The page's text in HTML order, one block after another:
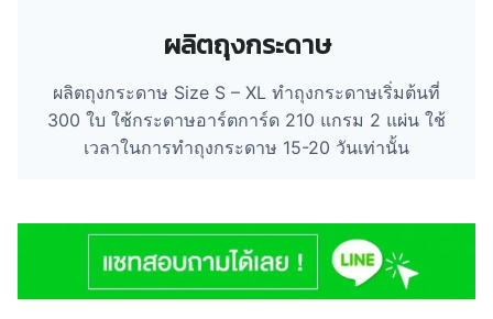
ผลิตถุงกระดาษ
ผลิตถุงกระดาษ Size S – XL ทำถุงกระดาษเริ่มต้นที่
300 ใบ ใช้กระดาษอาร์ตการ์ด 210 แกรม 2 แผ่น ใช้
เวลาในการทำถุงกระดาษ 15-20 วันเท่านั้น